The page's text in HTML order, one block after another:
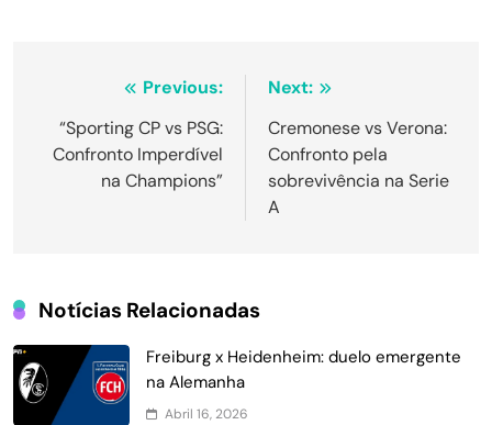
Navegação
de
Post
Previous:
“Sporting CP vs PSG:
Confronto Imperdível
na Champions”
Next:
Cremonese vs Verona:
Confronto pela
sobrevivência na Serie
A
Notícias Relacionadas
Freiburg x Heidenheim: duelo emergente
na Alemanha
Abril 16, 2026